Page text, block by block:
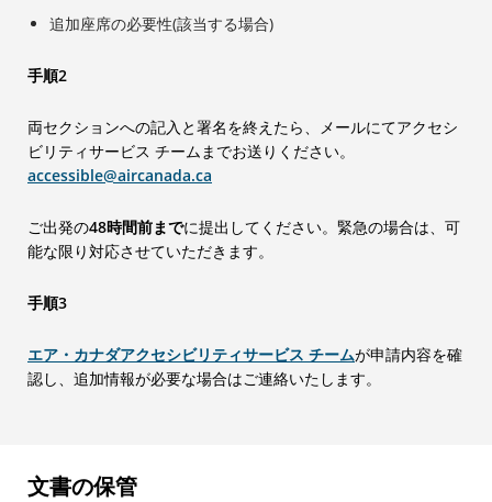
追加座席の必要性(該当する場合)
手順2
両セクションへの記入と署名を終えたら、メールにてアクセシ
ビリティサービス チームまでお送りください。
accessible@aircanada.ca
ご出発の48時間前までに提出してください。緊急の場合は、可
能な限り対応させていただきます。
手順3
エア・カナダアクセシビリティサービス チームが申請内容を確
認し、追加情報が必要な場合はご連絡いたします。
文書の保管